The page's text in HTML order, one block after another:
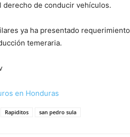
derecho de conducir vehículos.
ya ha presentado requerimiento
temeraria.
en Honduras
Rapiditos san pedro sula